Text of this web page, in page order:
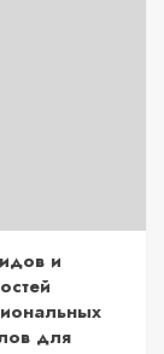
и
для